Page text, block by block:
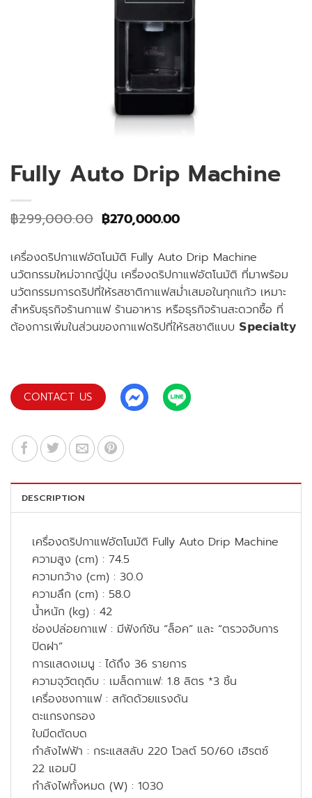
Fully Auto Drip Machine
฿299,000.00 Original
price
฿299,000.00.
฿270,000.00Current
฿270,000.00.
เครื่องดริปกาแฟอัตโนมัติ Fully Auto Drip Machine
นวัตกรรมใหม่จากญี่ปุ่น เครื่องดริปกาแฟอัตโนมัติ ที่มาพร้อม
นวัตกรรมการดริปที่ให้รสชาติกาแฟสม่ำเสมอในทุกแก้ว เหมาะ
สำหรับธุรกิจร้านกาแฟ ร้านอาหาร หรือธุรกิจร้านสะดวกซื้อ ที่
ต้องการเพิ่มในส่วนของกาแฟดริปที่ให้รสชาติแบบ 𝗦𝗽𝗲𝗰𝗶𝗮𝗹𝘁𝘆
CONTACT US
DESCRIPTION
เครื่องดริปกาแฟอัตโนมัติ Fully Auto Drip Machine
ความสูง (cm) : 74.5
ความกว้าง (cm) : 30.0
ความลึก (cm) : 58.0
น้ำหนัก (kg) : 42
ช่องปล่อยกาแฟ : มีฟังก์ชัน “ล็อค” และ “ตรวจจับการ
ปิดฝา”
การแสดงเมนู : ได้ถึง 36 รายการ
ความจุวัตถุดิบ : เมล็ดกาแฟ: 1.8 ลิตร *3 ชิ้น
เครื่องชงกาแฟ : สกัดด้วยแรงดัน
ตะแกรงกรอง
ใบมีดตัดบด
กำลังไฟฟ้า : กระแสสลับ 220 โวลต์ 50/60 เฮิรตซ์
22 แอมป์
กำลังไฟทั้งหมด (W) : 1030